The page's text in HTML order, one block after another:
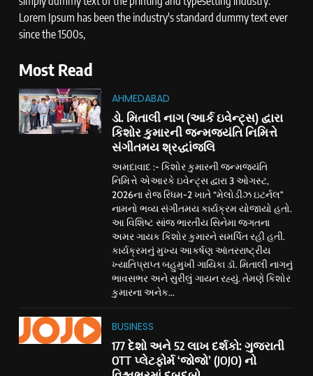
Lorem Ipsum has been the industry's standard dummy text ever
since the 1500s,
Most Read
AHMEDABAD
ડો. મિતાલી નાગ (આર્ક ઇવેન્ટ્સ) દ્વારા
કિશોર કુમારની જન્મજયંતિ નિમિત્તે
સંગીતમય શ્રદ્ધાંજલિ
અમદાવાદ :- કિશોર કુમારની જન્મજયંતિ
નિમિત્તે એઆરકે ઇવેન્ટ્સ દ્વારા 3 ઓગસ્ટ,
2026ના રોજ રિધમ-2 ખાતે “મેલોડીઝ ઇટર્નલ”
નામનો ભવ્ય સંગીતમય કાર્યક્રમ યોજાયો હતો.
આ વિશિષ્ટ સાંજ ભારતીય સિનેમા જગતના
અમર ગાયક કિશોર કુમારને સમર્પિત રહી હતી.
કાર્યક્રમનું મુખ્ય આકર્ષણ આંતરરાષ્ટ્રીય
ખ્યાતિપ્રાપ્ત બહુમુખી ગાયિકા ડૉ. મિતાલી નાગનું
ભાવસભર અને સુરીલું ગાયન રહ્યું. તેમણે કિશોર
કુમારના અનેક...
BUSINESS
177 દેશો અને 52 લાખ દર્શકો: ગુજરાતી
OTT પ્લેટફોર્મ ‘જોજો’ (JOJO) નો